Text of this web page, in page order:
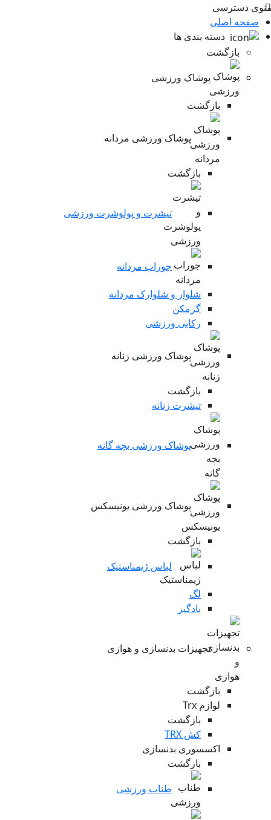
دسترسی
اصلی
دسته بندی ها
بازگشت
پوشاک ورزشی
بازگشت
پوشاک ورزشی مردانه
بازگشت
تیشرت و پولوشرت ورزشی
جوراب مردانه
شلوار و شلوارک مردانه
گرمکن
رکابی ورزشی
پوشاک ورزشی زنانه
بازگشت
تیشرت زنانه
پوشاک ورزشی بچه گانه
پوشاک ورزشی یونیسکس
بازگشت
لباس ژیمناستیک
لگ
بادگیر
تجهیزات بدنسازی و هوازی
بازگشت
لوازم Trx
بازگشت
کش TRX
اکسسوری بدنسازی
بازگشت
طناب ورزشی